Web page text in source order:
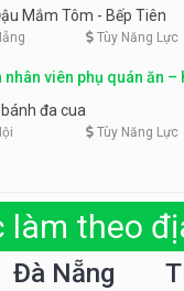
Mắm Tôm - Bếp Tiên
Tùy Năng Lực
nhân viên phụ quán ăn –
đa cua
Tùy Năng Lực
làm theo
Đà Nẵng